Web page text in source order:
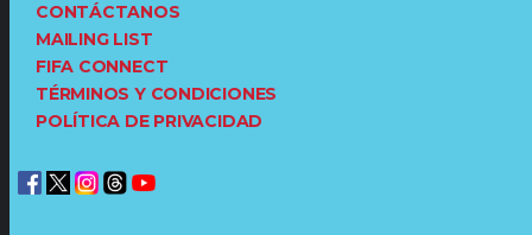
CONTÁCTANOS
MAILING LIST
FIFA CONNECT
TÉRMINOS Y CONDICIONES
POLÍTICA DE PRIVACIDAD